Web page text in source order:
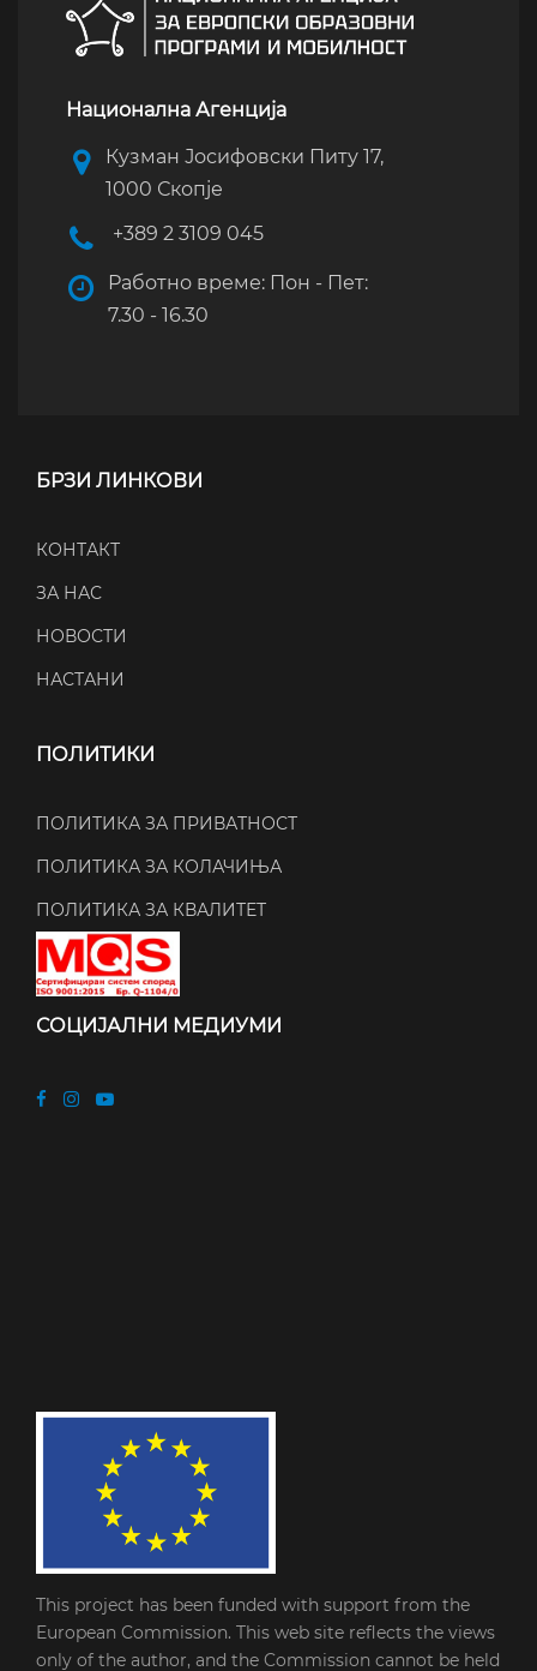
Национална Агенција
Кузман Јосифовски Питу 17,
1000 Скопје
+389 2 3109 045
Работно време: Пон - Пет:
7.30 - 16.30
БРЗИ ЛИНКОВИ
КОНТАКТ
ЗА НАС
НОВОСТИ
НАСТАНИ
ПОЛИТИКИ
ПОЛИТИКА ЗА ПРИВАТНОСТ
ПОЛИТИКА ЗА КОЛАЧИЊА
ПОЛИТИКА ЗА КВАЛИТЕТ
СОЦИЈАЛНИ МЕДИУМИ
This project has been funded with support from the
European Commission. This web site reflects the views
only of the author, and the Commission cannot be held